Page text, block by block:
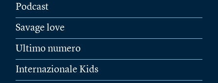
Podcast
Savage love
Ultimo numero
Internazionale Kids